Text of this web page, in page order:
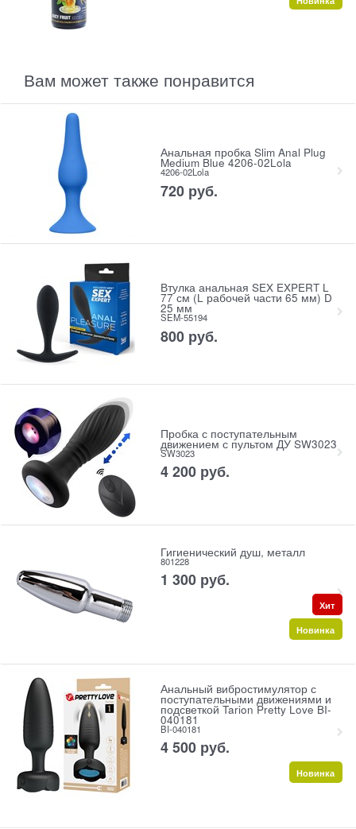
Вам может также понравится
Анальная пробка Slim Anal Plug
Medium Blue 4206-02Lola
4206-02Lola
720 руб.
Втулка анальная SEX EXPERT L
77 см (L рабочей части 65 мм) D
25 мм
SEM-55194
800 руб.
Пробка с поступательным
движением с пультом ДУ SW3023
SW3023
4 200 руб.
Гигиенический душ, металл
801228
1 300 руб.
Хит
Новинка
Анальный вибростимулятор с
поступательными движениями и
подсветкой Tarion Pretty Love BI-
040181
BI-040181
4 500 руб.
Новинка